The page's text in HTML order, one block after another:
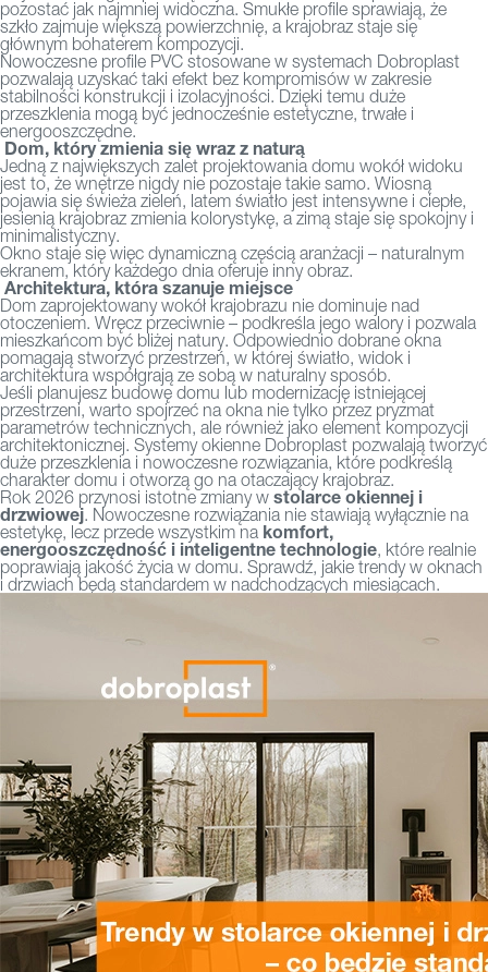
pozostać jak najmniej widoczna. Smukłe profile sprawiają, że
szkło zajmuje większą powierzchnię, a krajobraz staje się
głównym bohaterem kompozycji.
Nowoczesne profile PVC stosowane w systemach Dobroplast
pozwalają uzyskać taki efekt bez kompromisów w zakresie
stabilności konstrukcji i izolacyjności. Dzięki temu duże
przeszklenia mogą być jednocześnie estetyczne, trwałe i
energooszczędne.
Dom, który zmienia się wraz z naturą
Jedną z największych zalet projektowania domu wokół widoku
jest to, że wnętrze nigdy nie pozostaje takie samo. Wiosną
pojawia się świeża zieleń, latem światło jest intensywne i ciepłe,
jesienią krajobraz zmienia kolorystykę, a zimą staje się spokojny i
minimalistyczny.
Okno staje się więc dynamiczną częścią aranżacji – naturalnym
ekranem, który każdego dnia oferuje inny obraz.
Architektura, która szanuje miejsce
Dom zaprojektowany wokół krajobrazu nie dominuje nad
otoczeniem. Wręcz przeciwnie – podkreśla jego walory i pozwala
mieszkańcom być bliżej natury. Odpowiednio dobrane okna
pomagają stworzyć przestrzeń, w której światło, widok i
architektura współgrają ze sobą w naturalny sposób.
Jeśli planujesz budowę domu lub modernizację istniejącej
przestrzeni, warto spojrzeć na okna nie tylko przez pryzmat
parametrów technicznych, ale również jako element kompozycji
architektonicznej. Systemy okienne Dobroplast pozwalają tworzyć
duże przeszklenia i nowoczesne rozwiązania, które podkreślą
charakter domu i otworzą go na otaczający krajobraz.
Rok 2026 przynosi istotne zmiany w stolarce okiennej i
drzwiowej. Nowoczesne rozwiązania nie stawiają wyłącznie na
estetykę, lecz przede wszystkim na komfort,
energooszczędność i inteligentne technologie, które realnie
poprawiają jakość życia w domu. Sprawdź, jakie trendy w oknach
i drzwiach będą standardem w nadchodzących miesiącach.